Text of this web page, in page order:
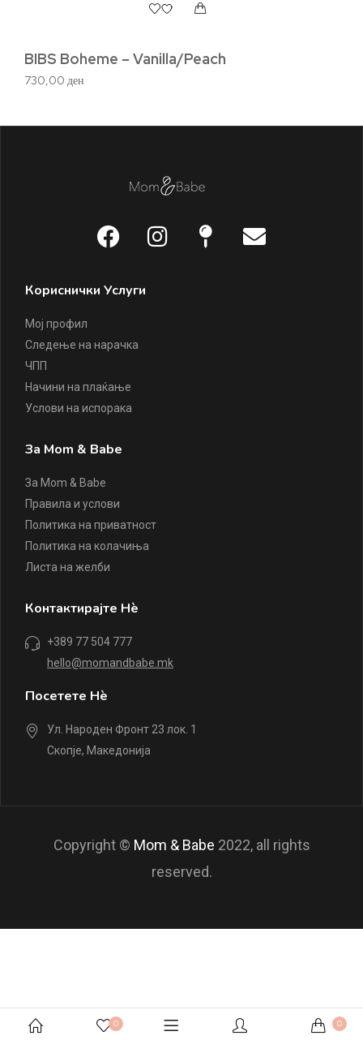
BIBS Boheme – Vanilla/Peach
730,00 ден
Кориснички Услуги
Мој профил
Следење на нарачка
ЧПП
Начини на плаќање
Услови на испорака
За Mom & Babe
За Mom & Babe
Правила и услови
Политика на приватност
Политика на колачиња
Листа на желби
Контактирајте Нè
+389 77 504 777
hello@momandbabe.mk
Посетете Нè
Ул. Народен Фронт 23 лок. 1
Скопје, Македонија
Copyright © Mom & Babe 2022, all rights
reserved.
0 0